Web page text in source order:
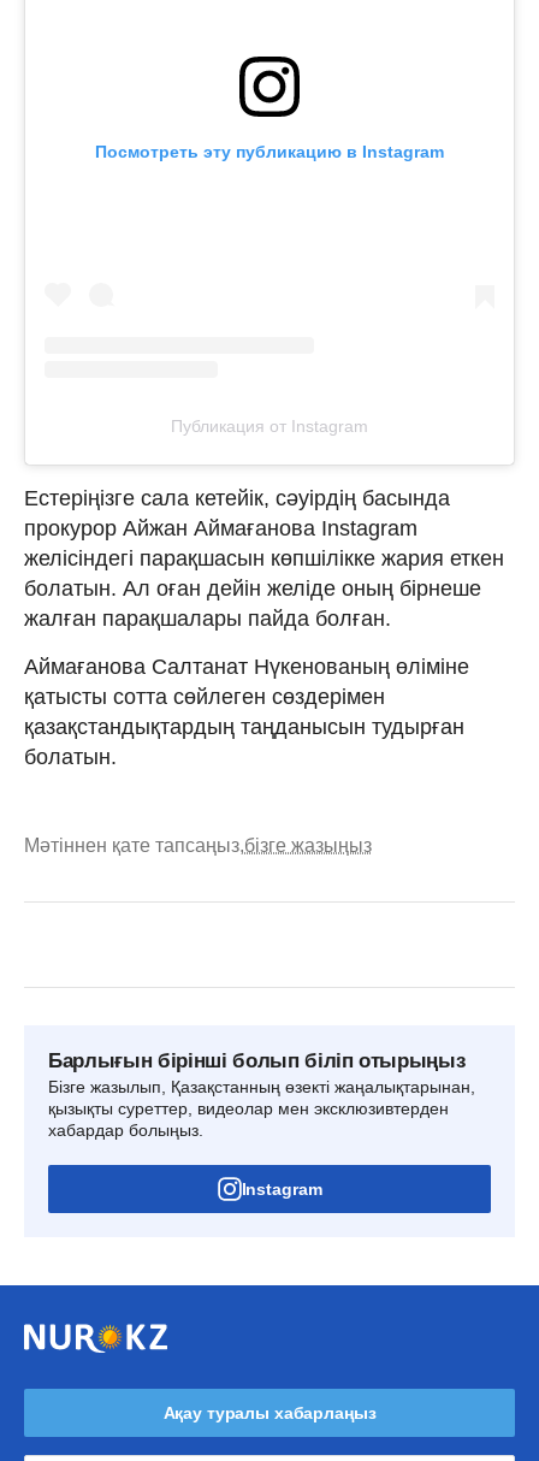
Посмотреть эту публикацию в Instagram
Публикация от Instagram
Естеріңізге сала кетейік, сәуірдің басында
прокурор Айжан Аймағанова Instagram
желісіндегі парақшасын көпшілікке жария еткен
болатын. Ал оған дейін желіде оның бірнеше
жалған парақшалары пайда болған.
Аймағанова Салтанат Нүкенованың өліміне
қатысты сотта сөйлеген сөздерімен
қазақстандықтардың таңданысын тудырған
болатын.
Мәтіннен қате тапсаңыз,бізге жазыңыз
Барлығын бірінші болып біліп отырыңыз
Бізге жазылып, Қазақстанның өзекті жаңалықтарынан,
қызықты суреттер, видеолар мен эксклюзивтерден
хабардар болыңыз.
Instagram
Ақау туралы хабарлаңыз